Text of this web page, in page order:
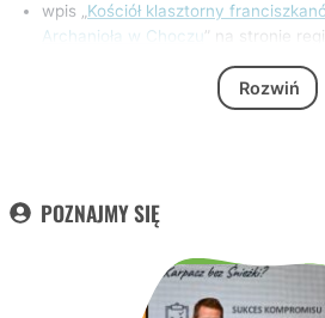
wpis „Kościół klasztorny
Archanioła w Choczu ” na stronie
Za murami klasztoru – Chocz
”
opiekun.kalisz.pl, dostęp z dn.
Rozwiń
POZNAJMY SIĘ